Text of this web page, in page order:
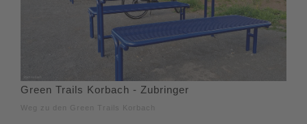
Green Trails Korbach - Zubringer
Weg zu den Green Trails Korbach